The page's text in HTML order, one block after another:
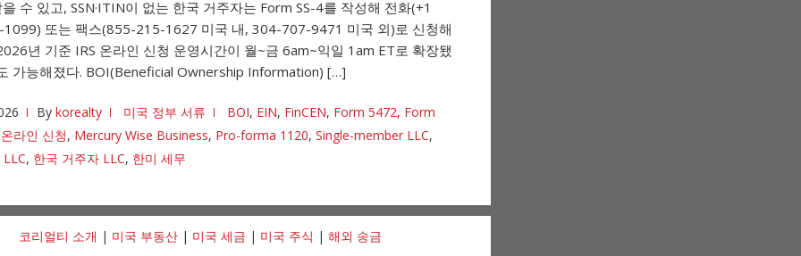
수 있고, SSN·ITIN이 없는 한국 거주자는 Form SS-4를 작성해 전화(+1
또는 팩스(855-215-1627 미국 내, 304-707-9471 미국 외)로 신청해
년 기준 IRS 온라인 신청 운영시간이 월~금 6am~익일 1am ET로 확장됐
가능해졌다. BOI(Beneficial Ownership Information) […]
By korealty 미국 정부 서류 BOI, EIN, FinCEN, Form 5472, Form
라인 신청, Mercury Wise Business, Pro-forma 1120, Single-member LLC,
, 한국 거주자 LLC, 한미 세무
코리얼티 소개 | 미국 부동산 | 미국 세금 | 미국 주식 | 해외 송금